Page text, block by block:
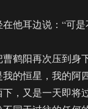
耳边说：“可是
阳再次压到身
的恒星，我的阿
又是一天即将